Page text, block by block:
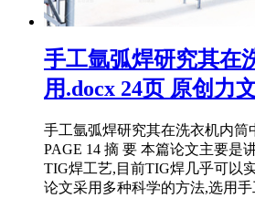
手工氩弧焊研究其在
用.docx 24页 原创力
手工氩弧焊研究其在洗衣机内筒
PAGE 14 摘 要 本篇论文主要是
TIG焊工艺,目前TIG焊几乎可以
论文采用多种科学的方法,选用